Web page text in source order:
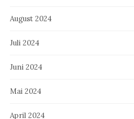
August 2024
Juli 2024
Juni 2024
Mai 2024
April 2024